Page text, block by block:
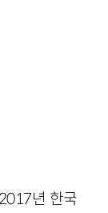
년 한국